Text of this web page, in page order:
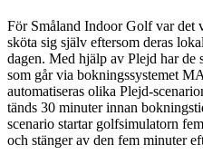
För Småland Indoor Golf var det
sköta sig själv eftersom deras
dagen. Med hjälp av Plejd har de
som går via bokningssystemet
automatiseras olika Plejd-
tänds 30 minuter innan
scenario startar golfsimulatorn
och stänger av den fem minuter